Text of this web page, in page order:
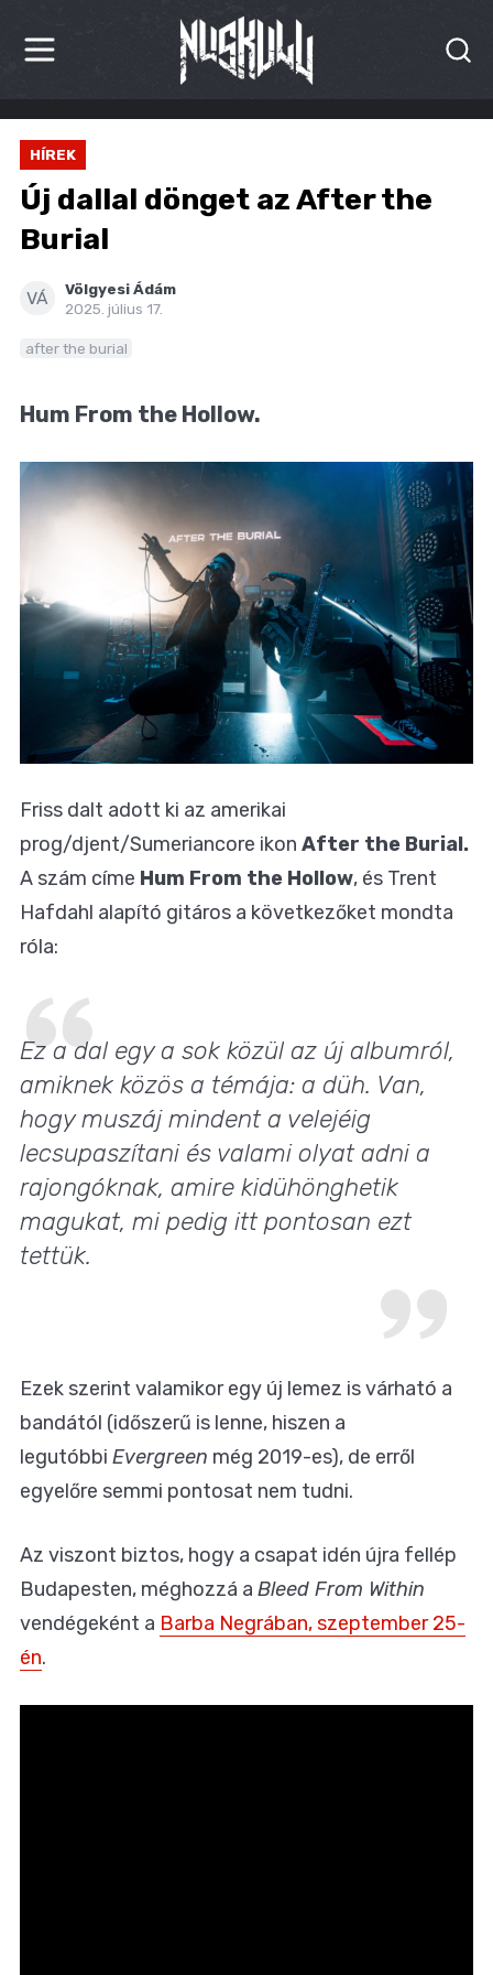
HÍREK
KRITIKÁK
BESZÁMOLÓK
MÁSVILÁG
BLOG
HÍREK
Új dallal dönget az After the
Burial
VÁ
Völgyesi Ádám
2025. július 17.
after the burial
Hum From the Hollow.
Friss dalt adott ki az amerikai
prog/djent/Sumeriancore ikon After the Burial.
A szám címe Hum From the Hollow, és Trent
Hafdahl alapító gitáros a következőket mondta
róla:
Ez a dal egy a sok közül az új albumról,
amiknek közös a témája: a düh. Van,
hogy muszáj mindent a velejéig
lecsupaszítani és valami olyat adni a
rajongóknak, amire kidühönghetik
magukat, mi pedig itt pontosan ezt
tettük.
Ezek szerint valamikor egy új lemez is várható a
bandától (időszerű is lenne, hiszen a
legutóbbi Evergreen még 2019-es), de erről
egyelőre semmi pontosat nem tudni.
Az viszont biztos, hogy a csapat idén újra fellép
Budapesten, méghozzá a Bleed From Within
vendégeként a Barba Negrában, szeptember 25-
én.